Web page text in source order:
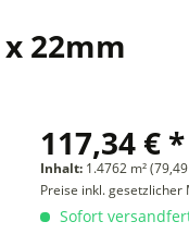
22mm
117,34 € *
Inhalt: 1.4762 m²
Preise inkl. gesetzlicher
Sofort